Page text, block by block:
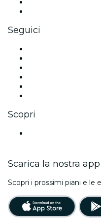
Seguici
Scopri
Scarica la nostra app
Scopri i prossimi piani e le